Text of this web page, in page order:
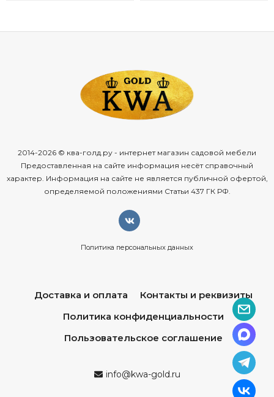
2014-2026 © ква-голд.ру - интернет магазин садовой мебели
Предоставленная на сайте информация несёт справочный
характер. Информация на сайте не является публичной офертой,
определяемой положениями Статьи 437 ГК РФ.
Политика персональных данных
Доставка и оплата
Контакты и реквизиты
Политика конфиденциальности
Пользовательское соглашение
info@kwa-gold.ru